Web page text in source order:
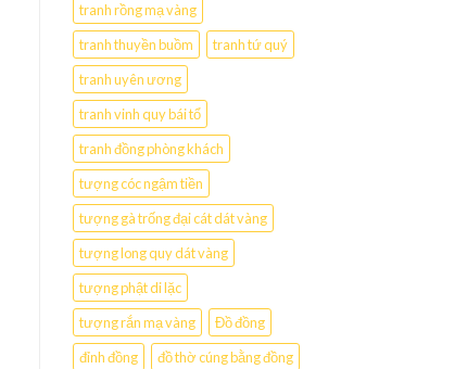
tranh rồng mạ vàng
tranh thuyền buồm
tranh tứ quý
tranh uyên ương
tranh vinh quy bái tổ
tranh đồng phòng khách
tượng cóc ngậm tiền
tượng gà trống đại cát dát vàng
tượng long quy dát vàng
tượng phật di lặc
tượng rắn mạ vàng
Đồ đồng
đỉnh đồng
đồ thờ cúng bằng đồng